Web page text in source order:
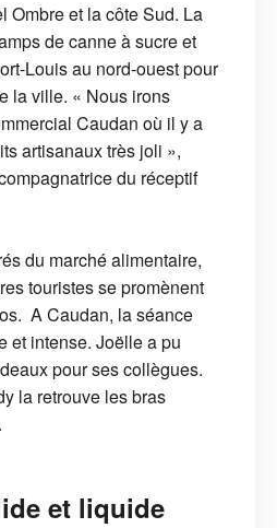
Ombre et la côte Sud. La
de canne à sucre et
Louis au nord-ouest pour
la ville. « Nous irons
Caudan où il y a
artisanaux très joli »,
du réceptif
du marché alimentaire,
touristes se promènent
A Caudan, la séance
et intense. Joëlle a pu
pour ses collègues.
la retrouve les bras
et liquide